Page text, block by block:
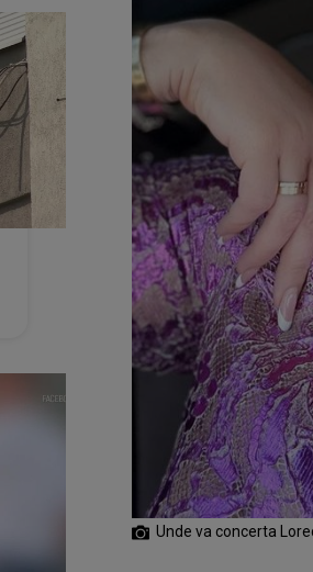
Unde va concerta